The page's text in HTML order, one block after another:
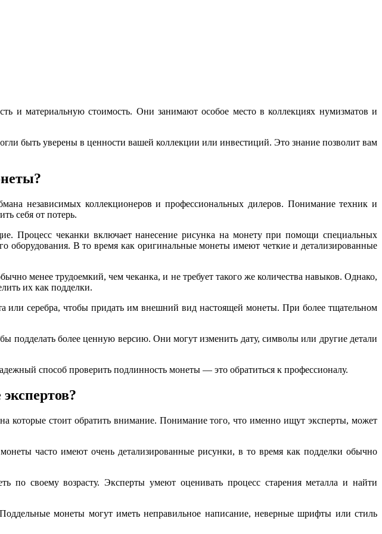
и материальную стоимость. Они занимают особое место в коллекциях нумизматов и
быть уверены в ценности вашей коллекции или инвестиций. Это знание позволит вам
независимых коллекционеров и профессиональных дилеров. Понимание техник и
себя от потерь.
Процесс чеканки включает нанесение рисунка на монету при помощи специальных
оборудования. В то время как оригинальные монеты имеют четкие и детализированные
менее трудоемкий, чем чеканка, и не требует такого же количества навыков. Однако,
их как подделки.
или серебра, чтобы придать им внешний вид настоящей монеты. При более тщательном
более ценную версию. Они могут изменить дату, символы или другие детали
способ проверить подлинность монеты — это обратиться к профессионалу.
стоит обратить внимание. Понимание того, что именно ищут эксперты, может
часто имеют очень детализированные рисунки, в то время как подделки обычно
своему возрасту. Эксперты умеют оценивать процесс старения металла и найти
монеты могут иметь неправильное написание, неверные шрифты или стиль